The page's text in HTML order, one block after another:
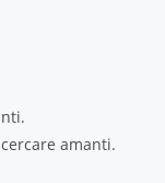
amanti.